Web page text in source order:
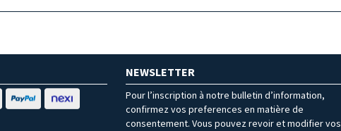
NEWSLETTER
Pour l’inscription à notre bulletin d’information,
confirmez vos preferences en matière de
consentement. Vous pouvez revoir et modifier vos